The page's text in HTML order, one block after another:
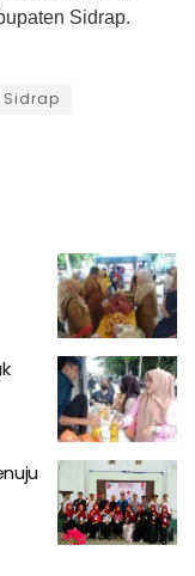
Sidrap.
Sidrap